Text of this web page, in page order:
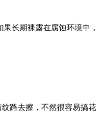
长期裸露在腐蚀环境中，
路去擦，不然很容易搞花